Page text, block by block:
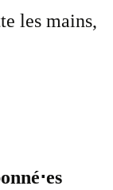
les mains,